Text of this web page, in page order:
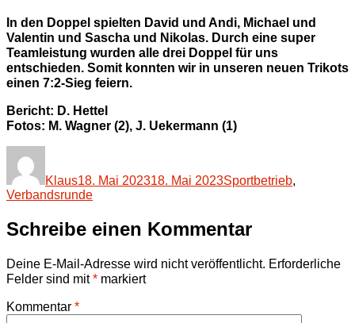
In den Doppel spielten David und Andi, Michael und
Valentin und Sascha und Nikolas. Durch eine super
Teamleistung wurden alle drei Doppel für uns
entschieden. Somit konnten wir in unseren neuen Trikots
einen 7:2-Sieg feiern.
Bericht: D. Hettel
Fotos: M. Wagner (2), J. Uekermann (1)
Klaus18. Mai 202318. Mai 2023Sportbetrieb,
Verbandsrunde
Schreibe einen Kommentar
Deine E-Mail-Adresse wird nicht veröffentlicht. Erforderliche
Felder sind mit* markiert
Kommentar *